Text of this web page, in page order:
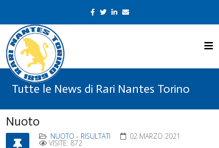
Tutte le News di Rari Nantes Torino
Nuoto
NUOTO - RISULTATI 02 MARZO 2021
VISITE: 872